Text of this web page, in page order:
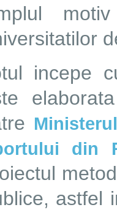
incepe
din
astfel